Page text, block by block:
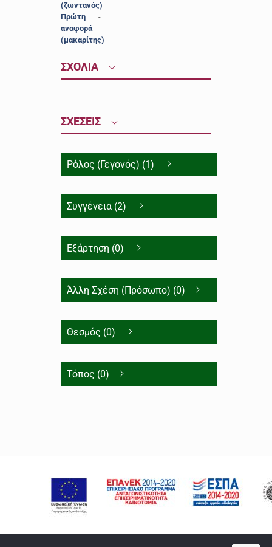
(ζωντανός)
Πρώτη
αναφορά
(μακαρίτης)
-
ΣΧΟΛΙΑ
-
ΣΧΕΣΕΙΣ
Ρόλος (Γεγονός) (1)
Συγγένεια (2)
Εξάρτηση (0)
Άλλη Σχέση (Πρόσωπο) (0)
Θεσμός (0)
Τόπος (0)